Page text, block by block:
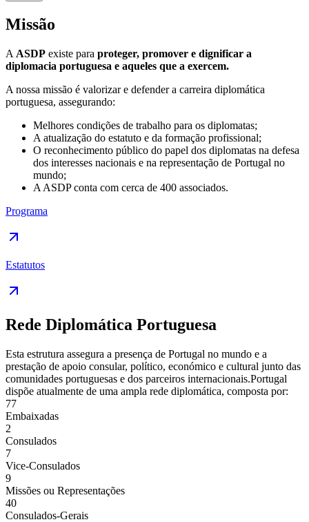
Missão
A ASDP existe para proteger, promover e dignificar a
diplomacia portuguesa e aqueles que a exercem.
A nossa missão é valorizar e defender a carreira diplomática
portuguesa, assegurando:
Melhores condições de trabalho para os diplomatas;
A atualização do estatuto e da formação profissional;
O reconhecimento público do papel dos diplomatas na defesa
dos interesses nacionais e na representação de Portugal no
mundo;
A ASDP conta com cerca de 400 associados.
Programa
Estatutos
Rede Diplomática Portuguesa
Esta estrutura assegura a presença de Portugal no mundo e a
prestação de apoio consular, político, económico e cultural junto das
comunidades portuguesas e dos parceiros internacionais.Portugal
dispõe atualmente de uma ampla rede diplomática, composta por:
77
Embaixadas
2
Consulados
7
Vice-Consulados
9
Missões ou Representações
40
Consulados-Gerais